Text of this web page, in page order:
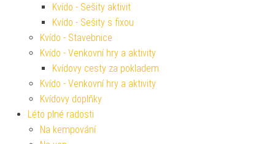
Kvído - Sešity aktivit
Kvído - Sešity s fixou
Kvído - Stavebnice
Kvído - Venkovní hry a aktivity
Kvídovy cesty za pokladem
Kvído - Venkovní hry a aktivity
Kvídovy doplňky
Léto plné radosti
Na kempování